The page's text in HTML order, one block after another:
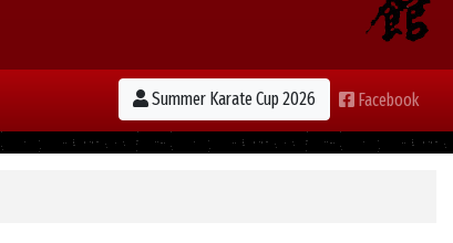
Summer Karate Cup 2026 Facebook